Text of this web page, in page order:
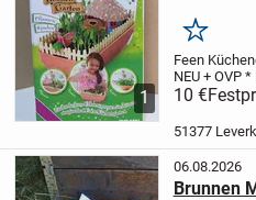
1
Merken
Feen
NEU + OVP *
neue Feen-
anbauen,
ein echtes...
10 €
51377
06.08.2026
Brunnen